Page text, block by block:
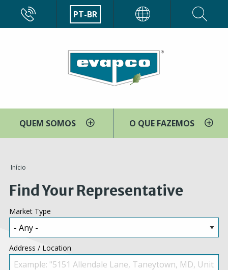
o
PT-BR
QUEM SOMOS O QUE FAZEMOS
You
are
here
Início
Find Your Representative
Market Type
Address / Location